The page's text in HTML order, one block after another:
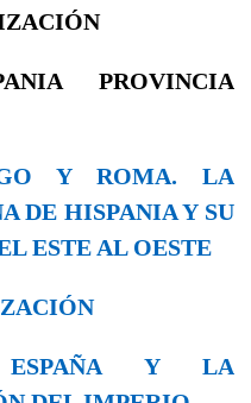
PROVINCIA
Y ROMA. LA
DE HISPANIA Y SU
ESTE AL OESTE
Y LA